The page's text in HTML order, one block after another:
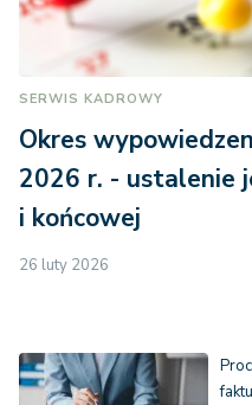
SERWIS KADROWY
Okres
2026 r. - ustalenie
i końcowej
26 luty 2026